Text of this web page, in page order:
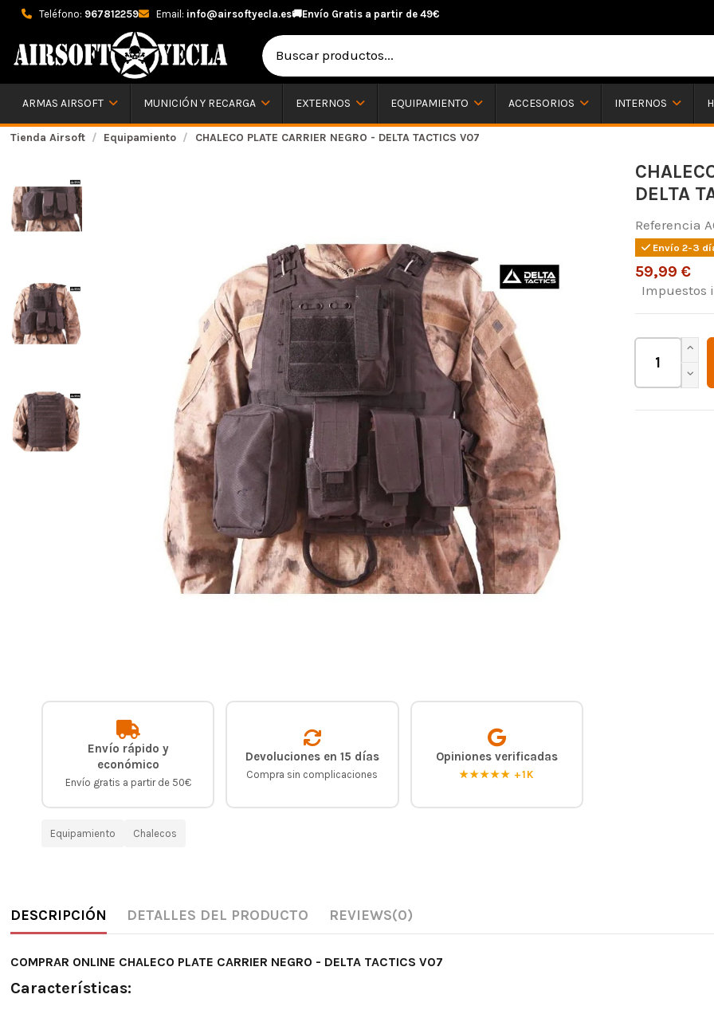
Teléfono: 967812259 Email: info@airsoftyecla.es🚚Envío Gratis a partir de 49€
ARMAS AIRSOFT MUNICIÓN Y RECARGA EXTERNOS EQUIPAMIENTO ACCESORIOS INTERNOS
Tienda Airsoft Equipamiento CHALECO PLATE CARRIER NEGRO - DELTA TACTICS V07
Envío rápido y
económico
Envío gratis a partir de 50€
Devoluciones en 15 días
Compra sin complicaciones
Opiniones verificadas
★★★★★ +1K
Equipamiento Chalecos
DELTA
Referencia
Envío 2-3
59,99 €
Impuestos
DESCRIPCIÓN DETALLES DEL PRODUCTO REVIEWS(0)
COMPRAR ONLINE CHALECO PLATE CARRIER NEGRO - DELTA TACTICS V07
Características: